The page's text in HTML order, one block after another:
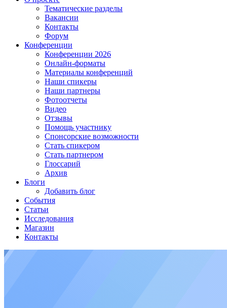
Тематические разделы
Вакансии
Контакты
Форум
Конференции
Конференции 2026
Онлайн-форматы
Материалы конференций
Наши спикеры
Наши партнеры
Фотоотчеты
Видео
Отзывы
Помощь участнику
Спонсорские возможности
Стать спикером
Стать партнером
Глоссарий
Архив
Блоги
Добавить блог
События
Статьи
Исследования
Магазин
Контакты